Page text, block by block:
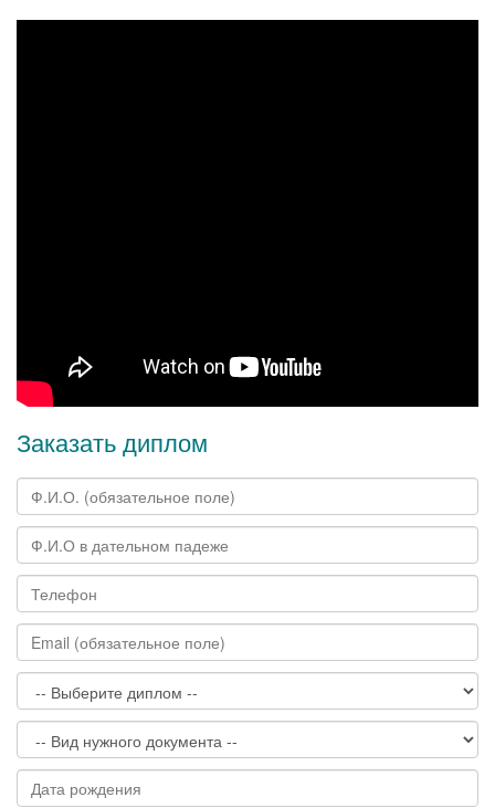
Заказать диплом